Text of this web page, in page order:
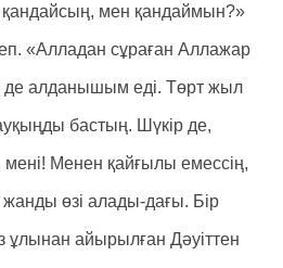
мен қандаймын?»
«Алладан сұраған Аллажар
де алданышым еді. Төрт жыл
бастың. Шүкір де,
Менен қайғылы емессің,
жанды өзі алады-дағы. Бір
ұлынан айырылған Дәуіттен